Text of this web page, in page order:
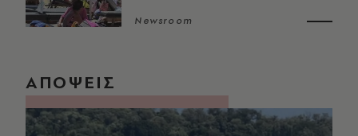
Newsroom
ΑΠΟΨΕΙΣ